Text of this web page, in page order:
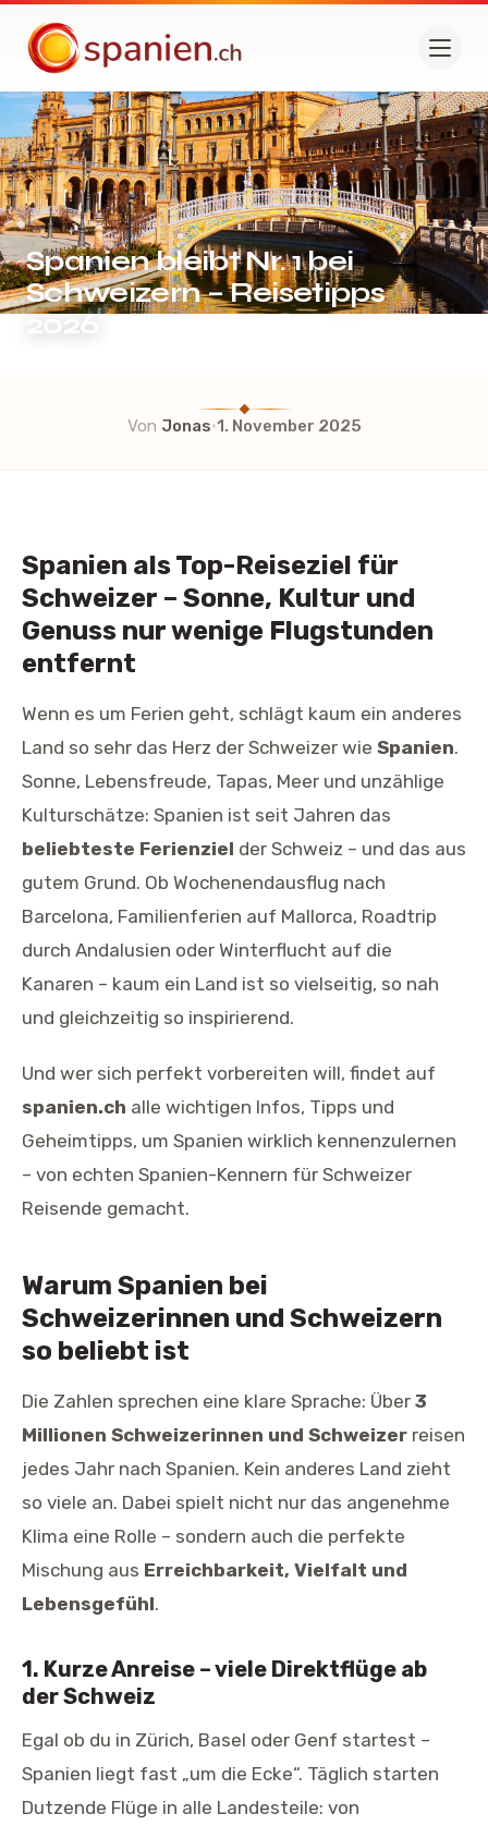
spanien.ch
Spanien bleibt Nr. 1 bei
Schweizern – Reisetipps
2026
Von Jonas·1. November 2025
Spanien als Top-Reiseziel für
Schweizer – Sonne, Kultur und
Genuss nur wenige Flugstunden
entfernt
Wenn es um Ferien geht, schlägt kaum ein anderes
Land so sehr das Herz der Schweizer wie Spanien.
Sonne, Lebensfreude, Tapas, Meer und unzählige
Kulturschätze: Spanien ist seit Jahren das
beliebteste Ferienziel der Schweiz – und das aus
gutem Grund. Ob Wochenendausflug nach
Barcelona, Familienferien auf Mallorca, Roadtrip
durch Andalusien oder Winterflucht auf die
Kanaren – kaum ein Land ist so vielseitig, so nah
und gleichzeitig so inspirierend.
Und wer sich perfekt vorbereiten will, findet auf
spanien.ch alle wichtigen Infos, Tipps und
Geheimtipps, um Spanien wirklich kennenzulernen
– von echten Spanien-Kennern für Schweizer
Reisende gemacht.
Warum Spanien bei
Schweizerinnen und Schweizern
so beliebt ist
Die Zahlen sprechen eine klare Sprache: Über 3
Millionen Schweizerinnen und Schweizer reisen
jedes Jahr nach Spanien. Kein anderes Land zieht
so viele an. Dabei spielt nicht nur das angenehme
Klima eine Rolle – sondern auch die perfekte
Mischung aus Erreichbarkeit, Vielfalt und
Lebensgefühl.
1. Kurze Anreise – viele Direktflüge ab
der Schweiz
Egal ob du in Zürich, Basel oder Genf startest –
Spanien liegt fast „um die Ecke“. Täglich starten
Dutzende Flüge in alle Landesteile: von